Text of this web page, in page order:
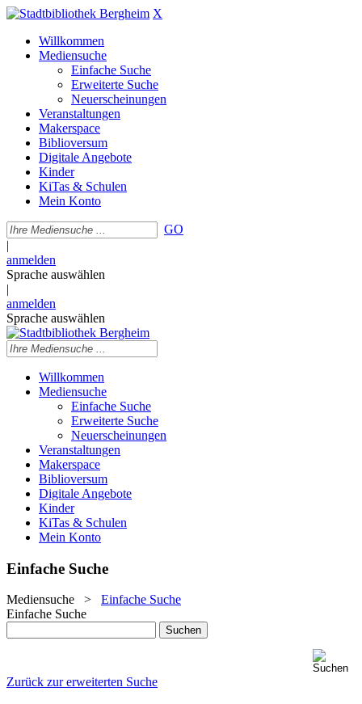
X
Willkommen
Mediensuche
Einfache Suche
Erweiterte Suche
Neuerscheinungen
Veranstaltungen
Makerspace
Biblioversum
Digitale Angebote
Kinder
KiTas & Schulen
Mein Konto
GO
|
anmelden
Sprache auswählen
|
anmelden
Sprache auswählen
Willkommen
Mediensuche
Einfache Suche
Erweiterte Suche
Neuerscheinungen
Veranstaltungen
Makerspace
Biblioversum
Digitale Angebote
Kinder
KiTas & Schulen
Mein Konto
Einfache Suche
Mediensuche > Einfache Suche
Einfache Suche
Zurück zur erweiterten Suche